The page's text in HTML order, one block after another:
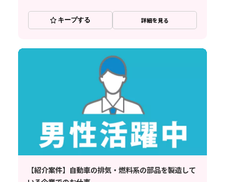
キープする 詳細を見る
【紹介案件】自動車の排気・燃料系の部品を製造して